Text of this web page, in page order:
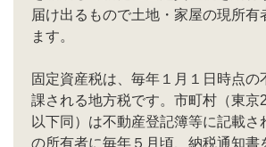
届け出るもので土地・家屋の現所有
ます。
固定資産税は、毎年１月１日時点の
課される地方税です。市町村（東京
以下同）は不動産登記簿等に記載さ
の所有者に毎年５月頃、納税通知書